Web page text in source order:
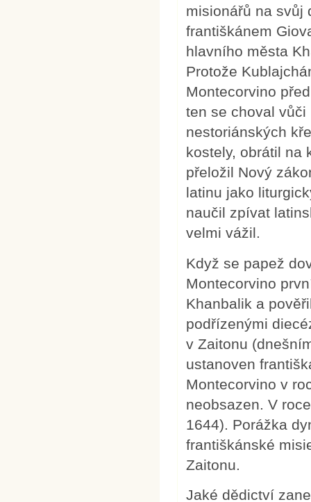
misionářů na svůj
františkánem
hlavního města
Protože
Montecorvino
ten se choval
nestoriánských
kostely, obrátil na
přeložil Nový
latinu jako
naučil zpívat
velmi vážil.
Když se papež
Montecorvino
Khanbalik a
podřízenými
v Zaitonu
ustanoven
Montecorvino v
neobsazen. V
1644). Porážka
františkánské
Zaitonu.
Jaké dědictví